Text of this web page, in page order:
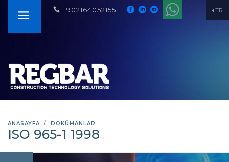
TR
+902164052155
ANASAYFA DOKÜMANLAR
ISO 965-1 1998